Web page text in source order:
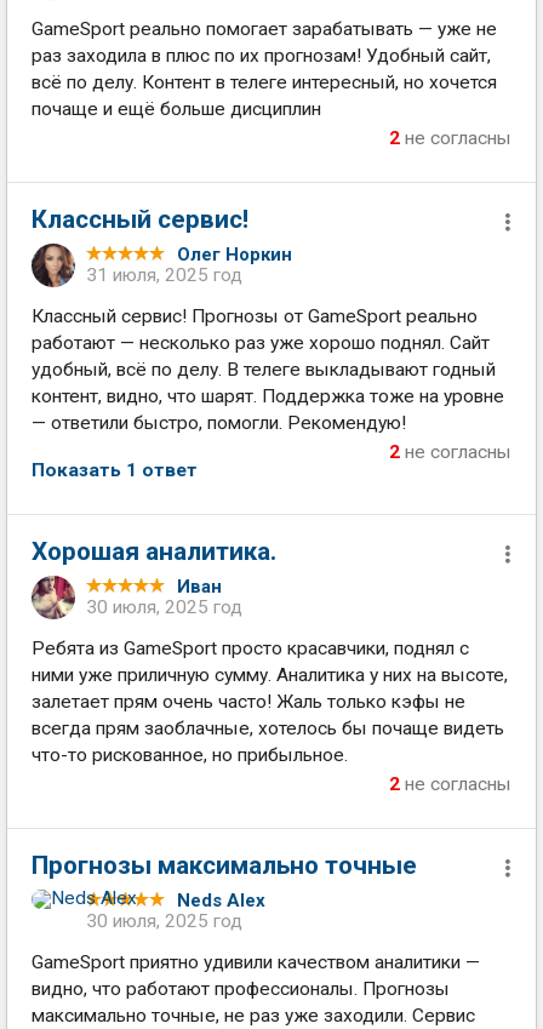
GameSport реально помогает зарабатывать — уже не
раз заходила в плюс по их прогнозам! Удобный сайт,
всё по делу. Контент в телеге интересный, но хочется
почаще и ещё больше дисциплин
2 не согласны
Классный сервис!
Олег Норкин
31 июля, 2025 год
Классный сервис! Прогнозы от GameSport реально
работают — несколько раз уже хорошо поднял. Сайт
удобный, всё по делу. В телеге выкладывают годный
контент, видно, что шарят. Поддержка тоже на уровне
— ответили быстро, помогли. Рекомендую!
2 не согласны
Показать 1 ответ
Хорошая аналитика.
Иван
30 июля, 2025 год
Ребята из GameSport просто красавчики, поднял с
ними уже приличную сумму. Аналитика у них на высоте,
залетает прям очень часто! Жаль только кэфы не
всегда прям заоблачные, хотелось бы почаще видеть
что-то рискованное, но прибыльное.
2 не согласны
Прогнозы максимально точные
Neds Alex
30 июля, 2025 год
GameSport приятно удивили качеством аналитики —
видно, что работают профессионалы. Прогнозы
максимально точные, не раз уже заходили. Сервис